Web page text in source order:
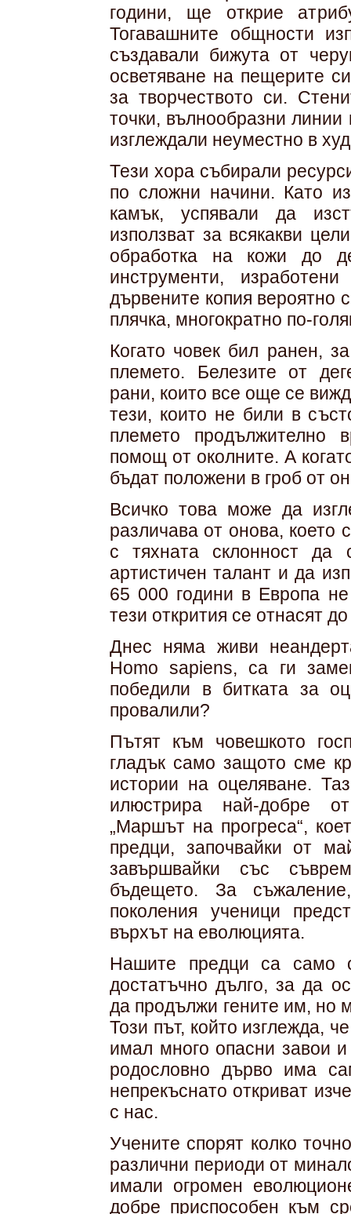
години, ще открие
Тогавашните общности
създавали бижута от
осветяване на пещерите
за творчеството си.
точки, вълнообразни
изглеждали неуместно в
Тези хора събирали
по сложни начини. Като
камък, успявали да
използват за всякакви
обработка на кожи до
инструменти,
дървените копия вероятно
плячка, многократно по-
Когато човек бил ранен,
племето. Белезите от
рани, които все още се
тези, които не били в
племето
помощ от околните. А
бъдат положени в гроб от
Всичко това може да
различава от онова, което
с тяхната склонност да
артистичен талант и да
65 000 години в Европа
тези открития се отнасят
Днес няма живи
Homo sapiens, са ги
победили в битката за
провалили?
Пътят към човешкото
гладък само защото сме
истории на оцеляване.
илюстрира най-добре
„Маршът на прогреса“,
предци, започвайки от
завършвайки със
бъдещето. За
поколения ученици
върхът на еволюцията.
Нашите предци са само
достатъчно дълго, за да
да продължи гените им, но
Този път, който изглежда,
имал много опасни завои
родословно дърво има
непрекъснато откриват
с нас.
Учените спорят колко
различни периоди от
имали огромен
добре приспособен към